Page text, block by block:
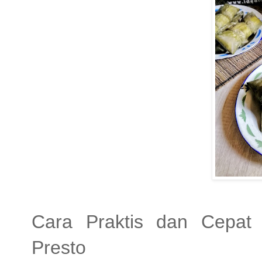
Cara Praktis dan Cepat
Presto